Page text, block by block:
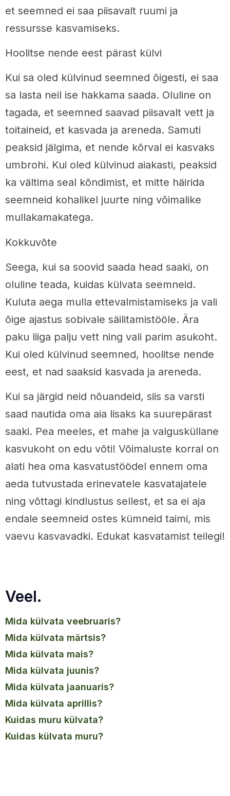
et seemned ei saa piisavalt ruumi ja
ressursse kasvamiseks.
Hoolitse nende eest pärast külvi
Kui sa oled külvinud seemned õigesti, ei saa
sa lasta neil ise hakkama saada. Oluline on
tagada, et seemned saavad piisavalt vett ja
toitaineid, et kasvada ja areneda. Samuti
peaksid jälgima, et nende kõrval ei kasvaks
umbrohi. Kui oled külvinud aiakasti, peaksid
ka vältima seal kõndimist, et mitte häirida
seemneid kohalikel juurte ning võimalike
mullakamakatega.
Kokkuvõte
Seega, kui sa soovid saada head saaki, on
oluline teada, kuidas külvata seemneid.
Kuluta aega mulla ettevalmistamiseks ja vali
õige ajastus sobivale säilitamistööle. Ära
paku liiga palju vett ning vali parim asukoht.
Kui oled külvinud seemned, hoolitse nende
eest, et nad saaksid kasvada ja areneda.
Kui sa järgid neid nõuandeid, siis sa varsti
saad nautida oma aia lisaks ka suurepärast
saaki. Pea meeles, et mahe ja valgusküllane
kasvukoht on edu võti! Võimaluste korral on
alati hea oma kasvatustöödel ennem oma
aeda tutvustada erinevatele kasvatajatele
ning võttagi kindlustus sellest, et sa ei aja
endale seemneid ostes kümneid taimi, mis
vaevu kasvavadki. Edukat kasvatamist teilegi!
Veel.
mida külvata veebruaris?
mida külvata märtsis?
mida külvata mais?
mida külvata juunis?
mida külvata jaanuaris?
mida külvata aprillis?
kuidas muru külvata?
kuidas külvata muru?